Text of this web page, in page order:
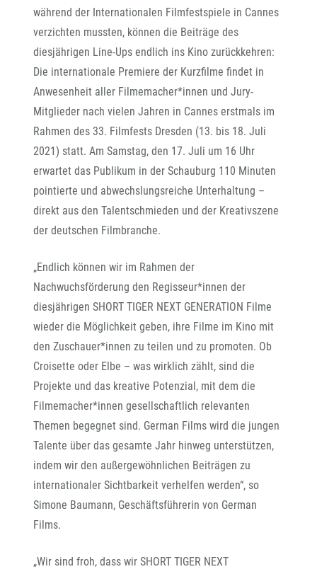
während der Internationalen Filmfestspiele in Cannes
verzichten mussten, können die Beiträge des
diesjährigen Line-Ups endlich ins Kino zurückkehren:
Die internationale Premiere der Kurzfilme findet in
Anwesenheit aller Filmemacher*innen und Jury-
Mitglieder nach vielen Jahren in Cannes erstmals im
Rahmen des 33. Filmfests Dresden (13. bis 18. Juli
2021) statt. Am Samstag, den 17. Juli um 16 Uhr
erwartet das Publikum in der Schauburg 110 Minuten
pointierte und abwechslungsreiche Unterhaltung –
direkt aus den Talentschmieden und der Kreativszene
der deutschen Filmbranche.
„Endlich können wir im Rahmen der
Nachwuchsförderung den Regisseur*innen der
diesjährigen SHORT TIGER NEXT GENERATION Filme
wieder die Möglichkeit geben, ihre Filme im Kino mit
den Zuschauer*innen zu teilen und zu promoten. Ob
Croisette oder Elbe – was wirklich zählt, sind die
Projekte und das kreative Potenzial, mit dem die
Filmemacher*innen gesellschaftlich relevanten
Themen begegnet sind. German Films wird die jungen
Talente über das gesamte Jahr hinweg unterstützen,
indem wir den außergewöhnlichen Beiträgen zu
internationaler Sichtbarkeit verhelfen werden“, so
Simone Baumann, Geschäftsführerin von German
Films.
„Wir sind froh, dass wir SHORT TIGER NEXT